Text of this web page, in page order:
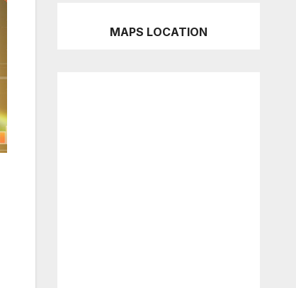
MAPS LOCATION